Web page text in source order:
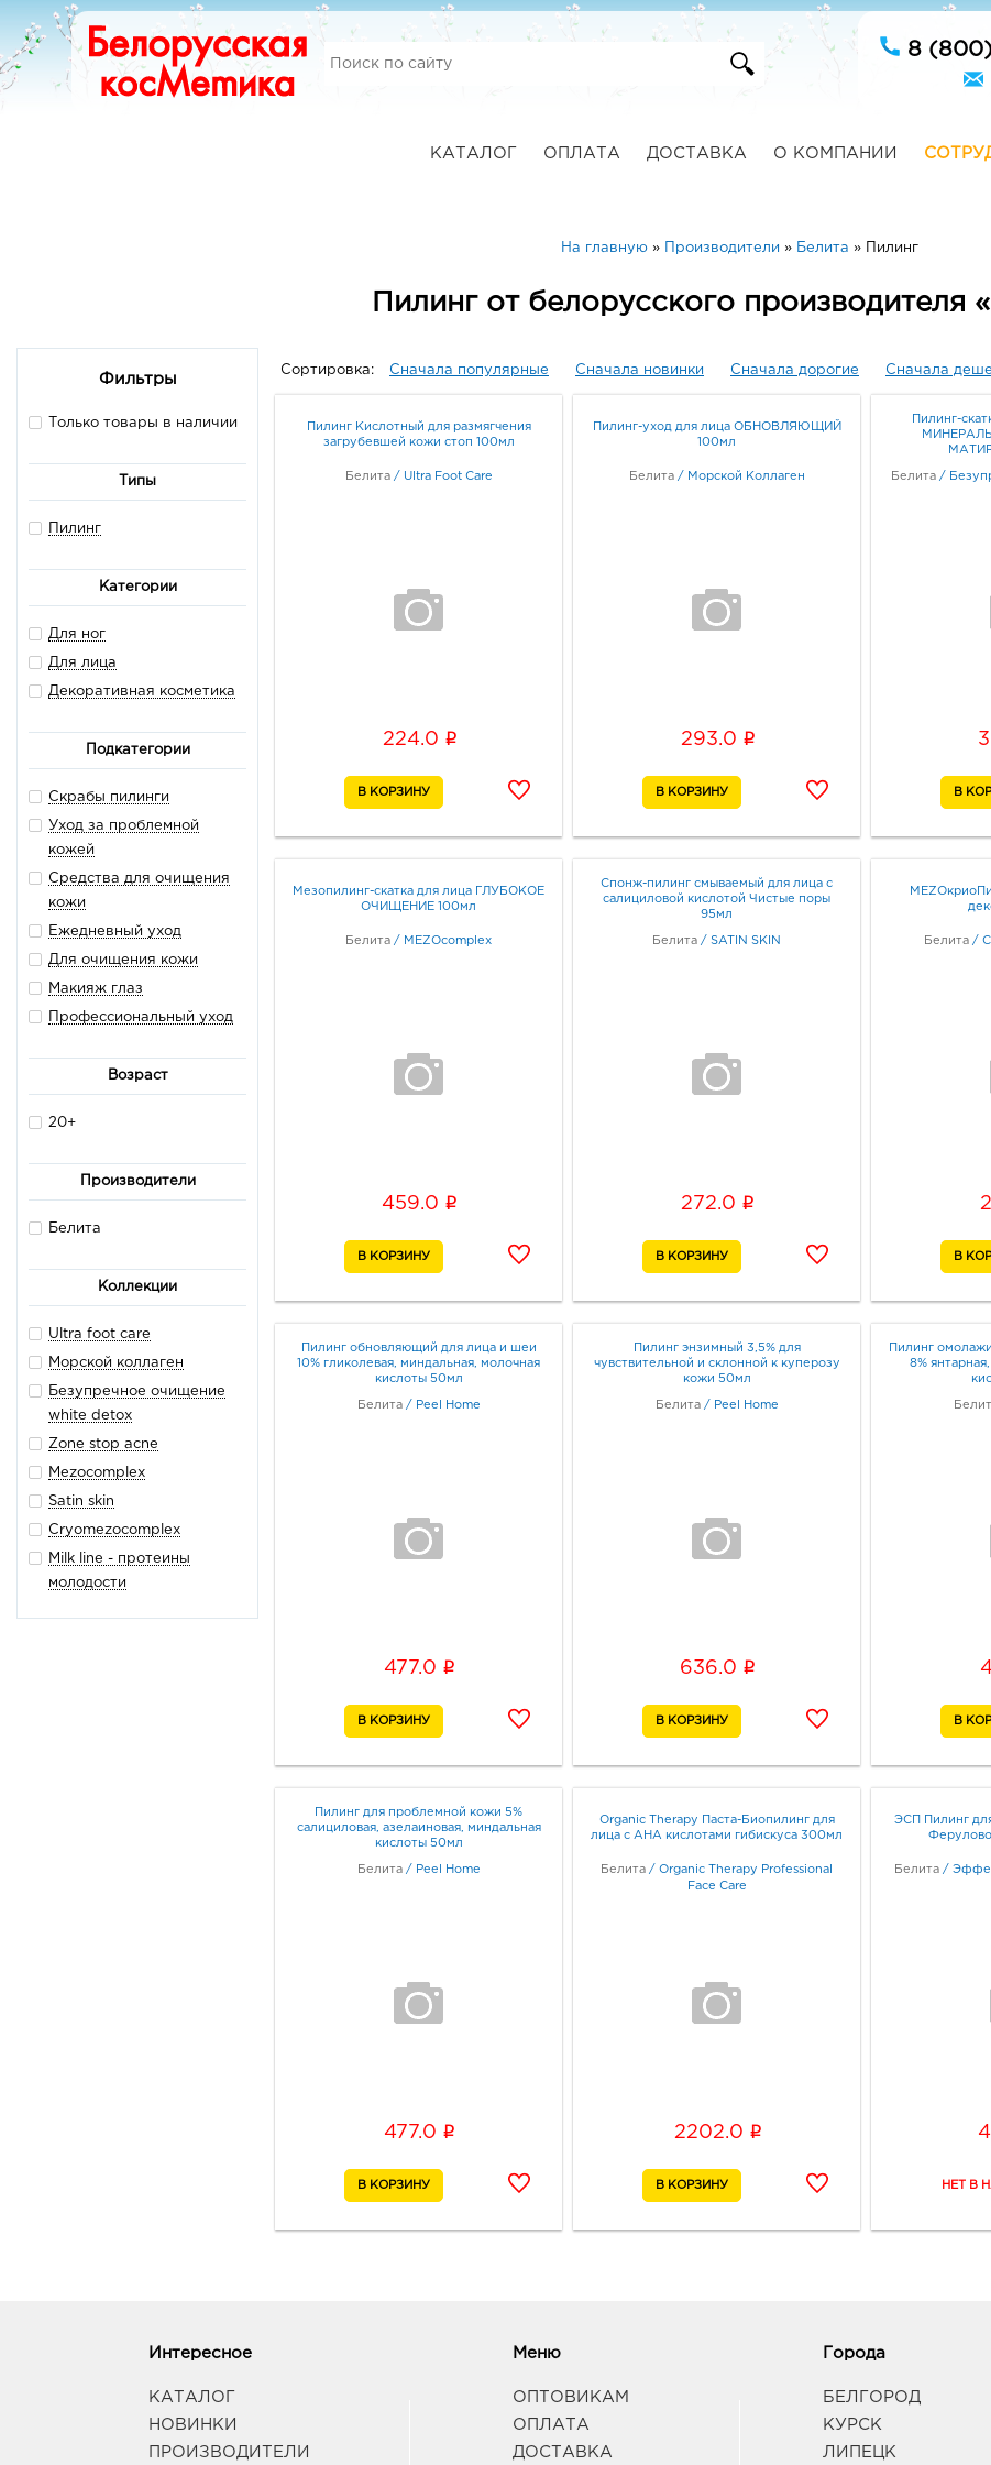
8
КАТАЛОГ ОПЛАТА ДОСТАВКА О КОМПАНИИ
На главную» Производители » Белита » Пилинг
Пилинг от белорусского производителя
Фильтры
Только товары в наличии
Типы
Пилинг
Категории
Для ног
Для лица
Декоративная косметика
Подкатегории
Скрабы пилинги
Уход за проблемной
кожей
Средства для очищения
кожи
Ежедневный уход
Для очищения кожи
Макияж глаз
Профессиональный уход
Возраст
20+
Производители
Белита
Коллекции
Ultra foot care
Морской коллаген
Безупречное очищение
white detox
Zone stop acne
Mezocomplex
Satin skin
Cryomezocomplex
Milk line - протеины
молодости
Сортировка: Сначала популярные Сначала новинки Сначала дорогие Сначала
Пилинг Кислотный для размягчения
загрубевшей кожи стоп 100мл
Белита / Ultra Foot Care
224.0 i
Пилинг-уход для лица ОБНОВЛЯЮЩИЙ
100мл
Белита / Морской Коллаген
293.0 i
Пилинг-
Белита /
Мезопилинг-скатка для лица ГЛУБОКОЕ
ОЧИЩЕНИЕ 100мл
Белита / MEZOcomplex
459.0 i
Спонж-пилинг смываемый для лица с
салициловой кислотой Чистые поры
95мл
Белита / SATIN SKIN
272.0 i
Белита /
Пилинг обновляющий для лица и шеи
10% гликолевая, миндальная, молочная
кислоты 50мл
Белита / Peel Home
477.0 i
Пилинг энзимный 3,5% для
чувствительной и склонной к куперозу
кожи 50мл
Белита / Peel Home
636.0 i
Пилинг
8%
Пилинг для проблемной кожи 5%
салициловая, азелаиновая, миндальная
кислоты 50мл
Белита / Peel Home
477.0 i
Organic Therapy Паста-Биопилинг для
лица с АНА кислотами гибискуса 300мл
Белита / Organic Therapy Professional
Face Care
2202.0 i
ЭСП Пилинг
Белита /
Интересное
КАТАЛОГ
НОВИНКИ
ПРОИЗВОДИТЕЛИ
Меню
ОПТОВИКАМ
ОПЛАТА
ДОСТАВКА
Города
БЕЛГОРОД
КУРСК
ЛИПЕЦК